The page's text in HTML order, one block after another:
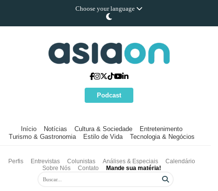
Choose your language
Podcast
Início Notícias Cultura & Sociedade
Entretenimento
Turismo & Gastronomia
Estilo de Vida Tecnologia & Negócios
Perfis Entrevistas Colunistas Análises & Especiais
Calendário
Sobre Nós
Contato Mande sua matéria!